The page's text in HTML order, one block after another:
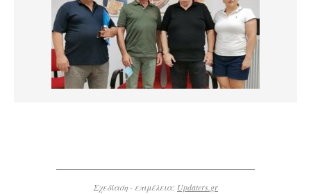
Σχεδίαση - επιμέλεια: Updaters.gr